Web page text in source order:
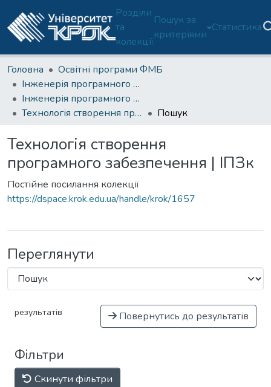
Розділи
та
колекції
Пошук за
критеріями
Статистика
Головна
Освітні програми ФМБ
Інженерія програмного забезпечення (ОП 121/F3-ФМБ)
Інженерія програмного забезпечення (ОП 121-ФМБ)-3 курс
Технологія створення програмного забезпечення | ІПЗк
Пошук
Технологія створення
програмного забезпечення | ІПЗк
Постійне посилання колекції
https://dspace.krok.edu.ua/handle/krok/1657
Переглянути
результатів Повернутись до результатів
Фільтри
Скинути фільтри